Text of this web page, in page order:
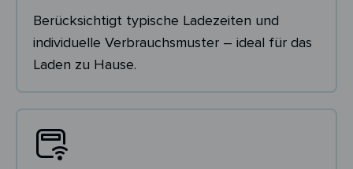
Berücksichtigt typische Ladezeiten und
individuelle Verbrauchsmuster – ideal für das
Laden zu Hause.